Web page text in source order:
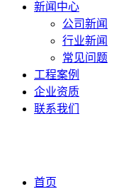
新闻中心
公司新闻
行业新闻
常见问题
工程案例
企业资质
联系我们
首页